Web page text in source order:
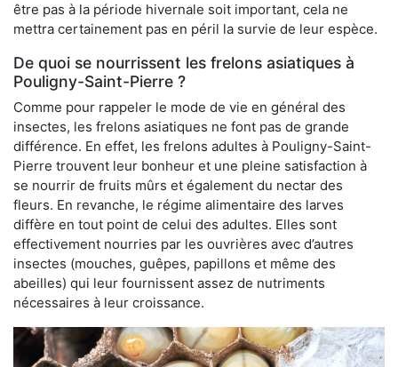
être pas à la période hivernale soit important, cela ne
mettra certainement pas en péril la survie de leur espèce.
De quoi se nourrissent les frelons asiatiques à
Pouligny-Saint-Pierre ?
Comme pour rappeler le mode de vie en général des
insectes, les frelons asiatiques ne font pas de grande
différence. En effet, les frelons adultes à Pouligny-Saint-
Pierre trouvent leur bonheur et une pleine satisfaction à
se nourrir de fruits mûrs et également du nectar des
fleurs. En revanche, le régime alimentaire des larves
diffère en tout point de celui des adultes. Elles sont
effectivement nourries par les ouvrières avec d’autres
insectes (mouches, guêpes, papillons et même des
abeilles) qui leur fournissent assez de nutriments
nécessaires à leur croissance.